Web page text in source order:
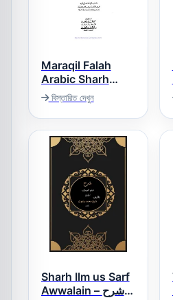
Maraqil Falah
Arabic Sharh
Noor ul Eizah
مراقی الفلاح عربی
شرح نور الایضاح
বিস্তারিত দেখুন
Sharh Ilm us Sarf
Awwalain – شرح